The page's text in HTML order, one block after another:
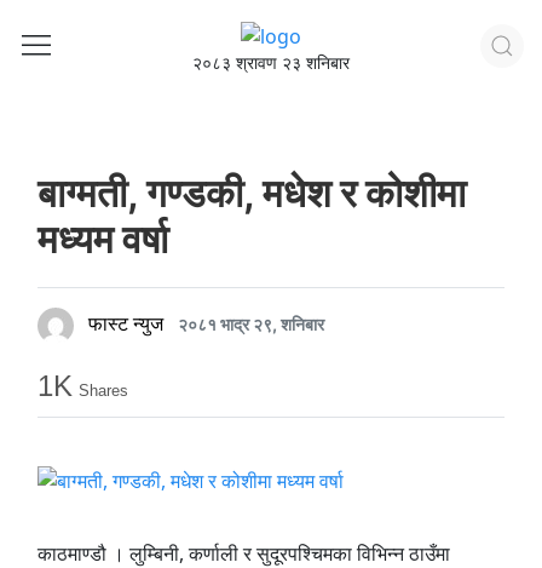
२०८३ श्रावण २३ शनिबार
बाग्मती, गण्डकी, मधेश र कोशीमा
मध्यम वर्षा
फास्ट न्युज २०८१ भाद्र २९, शनिबार
1K Shares
काठमाण्डौ । लुम्बिनी, कर्णाली र सुदूरपश्चिमका विभिन्न ठाउँमा